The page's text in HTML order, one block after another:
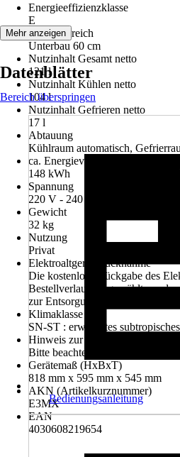
Energieeffizienzklasse
E
Einsatzbereich
Unterbau 60 cm
Nutzinhalt Gesamt netto
121 l
Nutzinhalt Kühlen netto
104 l
Nutzinhalt Gefrieren netto
17 l
Abtauung
Kühlraum automatisch,
ca. Energieverbrauch/Jahr in kWh
148 kWh
Spannung
220 V - 240 V
Gewicht
32 kg
Nutzung
Privat
Elektroaltgerät-Rücknahme
Die kostenlose Rückgabe des
Bestellverlauf ausgewählt
zur Entsorgung.
Klimaklasse
SN-ST : erweitertes
Hinweis zur Entsorgung
Bitte beachte die Hinweise zur
Gerätemaß (HxBxT)
818 mm x 595 mm x 545 mm
AKN (Artikelkurznummer)
E3MX
EAN
4030608219654
Mehr anzeigen
Datenblätter
Bereich überspringen
Bedienungsanleitung